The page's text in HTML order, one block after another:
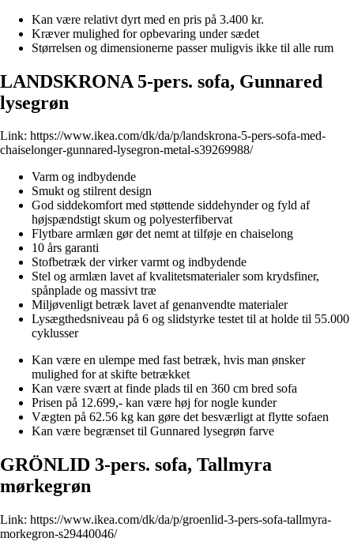
Kan være relativt dyrt med en pris på 3.400 kr.
Kræver mulighed for opbevaring under sædet
Størrelsen og dimensionerne passer muligvis ikke til alle rum
LANDSKRONA 5-pers. sofa, Gunnared
lysegrøn
Link: https://www.ikea.com/dk/da/p/landskrona-5-pers-sofa-med-
chaiselonger-gunnared-lysegron-metal-s39269988/
Varm og indbydende
Smukt og stilrent design
God siddekomfort med støttende siddehynder og fyld af
højspændstigt skum og polyesterfibervat
Flytbare armlæn gør det nemt at tilføje en chaiselong
10 års garanti
Stofbetræk der virker varmt og indbydende
Stel og armlæn lavet af kvalitetsmaterialer som krydsfiner,
spånplade og massivt træ
Miljøvenligt betræk lavet af genanvendte materialer
Lysægthedsniveau på 6 og slidstyrke testet til at holde til 55.000
cyklusser
Kan være en ulempe med fast betræk, hvis man ønsker
mulighed for at skifte betrækket
Kan være svært at finde plads til en 360 cm bred sofa
Prisen på 12.699,- kan være høj for nogle kunder
Vægten på 62.56 kg kan gøre det besværligt at flytte sofaen
Kan være begrænset til Gunnared lysegrøn farve
GRÖNLID 3-pers. sofa, Tallmyra
mørkegrøn
Link: https://www.ikea.com/dk/da/p/groenlid-3-pers-sofa-tallmyra-
morkegron-s29440046/